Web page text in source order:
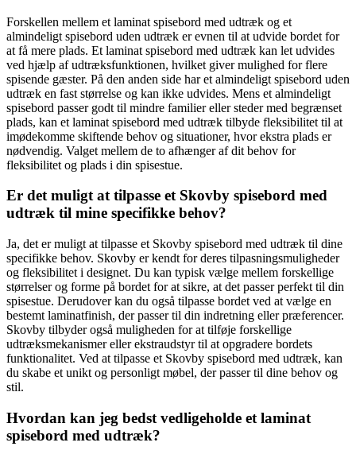
Forskellen mellem et laminat spisebord med udtræk og et
almindeligt spisebord uden udtræk er evnen til at udvide bordet for
at få mere plads. Et laminat spisebord med udtræk kan let udvides
ved hjælp af udtræksfunktionen, hvilket giver mulighed for flere
spisende gæster. På den anden side har et almindeligt spisebord uden
udtræk en fast størrelse og kan ikke udvides. Mens et almindeligt
spisebord passer godt til mindre familier eller steder med begrænset
plads, kan et laminat spisebord med udtræk tilbyde fleksibilitet til at
imødekomme skiftende behov og situationer, hvor ekstra plads er
nødvendig. Valget mellem de to afhænger af dit behov for
fleksibilitet og plads i din spisestue.
Er det muligt at tilpasse et Skovby spisebord med
udtræk til mine specifikke behov?
Ja, det er muligt at tilpasse et Skovby spisebord med udtræk til dine
specifikke behov. Skovby er kendt for deres tilpasningsmuligheder
og fleksibilitet i designet. Du kan typisk vælge mellem forskellige
størrelser og forme på bordet for at sikre, at det passer perfekt til din
spisestue. Derudover kan du også tilpasse bordet ved at vælge en
bestemt laminatfinish, der passer til din indretning eller præferencer.
Skovby tilbyder også muligheden for at tilføje forskellige
udtræksmekanismer eller ekstraudstyr til at opgradere bordets
funktionalitet. Ved at tilpasse et Skovby spisebord med udtræk, kan
du skabe et unikt og personligt møbel, der passer til dine behov og
stil.
Hvordan kan jeg bedst vedligeholde et laminat
spisebord med udtræk?